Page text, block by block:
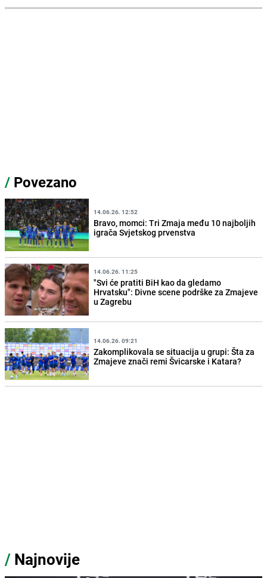
/ Povezano
14.06.26. 12:52
Bravo, momci: Tri Zmaja među 10 najboljih
igrača Svjetskog prvenstva
14.06.26. 11:25
"Svi će pratiti BiH kao da gledamo
Hrvatsku": Divne scene podrške za Zmajeve
u Zagrebu
14.06.26. 09:21
Zakomplikovala se situacija u grupi: Šta za
Zmajeve znači remi Švicarske i Katara?
/ Najnovije